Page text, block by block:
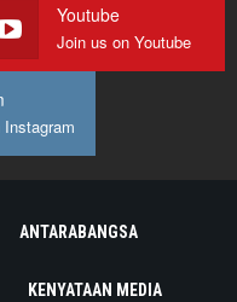
Youtube
Join us on Youtube
ANTARABANGSA
KENYATAAN MEDIA